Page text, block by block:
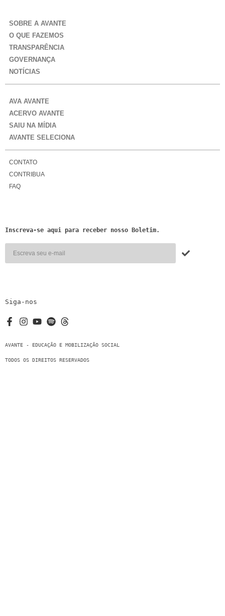
SOBRE A AVANTE
O QUE FAZEMOS
TRANSPARÊNCIA
GOVERNANÇA
NOTÍCIAS
AVA AVANTE
ACERVO AVANTE
SAIU NA MÍDIA
AVANTE SELECIONA
CONTATO
CONTRIBUA
FAQ
Inscreva-se aqui para receber nosso Boletim.
Siga-nos
AVANTE - EDUCAÇÃO E MOBILIZAÇÃO SOCIAL
TODOS OS DIREITOS RESERVADOS